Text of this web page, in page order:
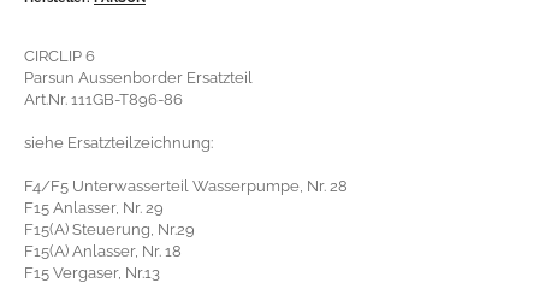
CIRCLIP 6
Parsun Aussenborder Ersatzteil
Art.Nr. 111GB-T896-86
siehe Ersatzteilzeichnung:
F4/F5 Unterwasserteil Wasserpumpe, Nr. 28
F15 Anlasser, Nr. 29
F15(A) Steuerung, Nr.29
F15(A) Anlasser, Nr. 18
F15 Vergaser, Nr.13